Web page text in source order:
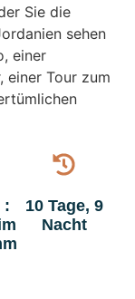
Sie die
sehen
einer
einer Tour zum
:
10 Tage, 9
Nacht